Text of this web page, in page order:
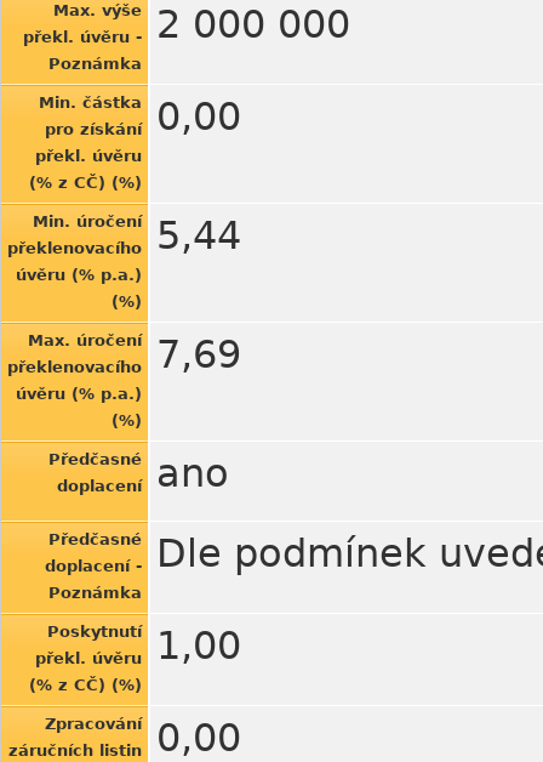
Max. výše
překl. úvěru -
Poznámka
2 000 000
Min. částka
pro získání
překl. úvěru
(% z CČ) (%)
0,00
Min. úročení
překlenovacího
úvěru (% p.a.)
(%)
5,44
Max. úročení
překlenovacího
úvěru (% p.a.)
(%)
7,69
Předčasné
doplacení
ano
Předčasné
doplacení -
Poznámka
Dle podmínek
Poskytnutí
překl. úvěru
(% z CČ) (%)
1,00
Zpracování
záručních listin
0,00